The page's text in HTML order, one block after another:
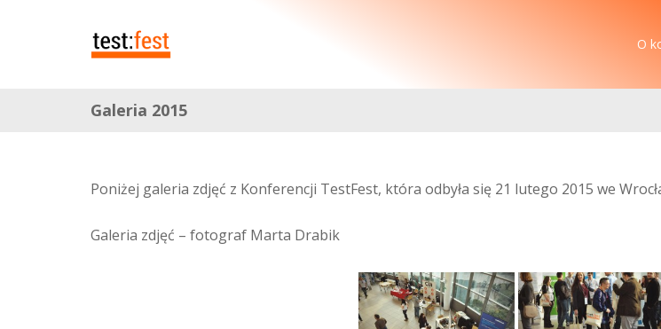
O
Galeria 2015
Poniżej galeria zdjęć z Konferencji TestFest, która odbyła się 21 lutego 2015 we
Galeria zdjęć – fotograf Marta Drabik